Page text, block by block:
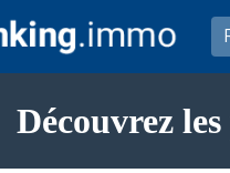
Découvrez